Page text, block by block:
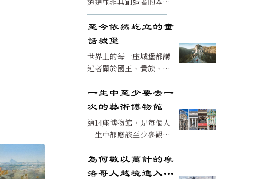
意，但它根本不在乎。”
至今依然屹立的童
話城堡
世界上的每一座城堡都講
述著關於國王、貴族、戰
爭和傳說的獨特故事。這
些建築瑰寶在建成數百年
後依然令人驚嘆。
一生中至少要去一
次的藝術博物館
這14座博物館，是每個人
一生中都應該至少參觀一
次的。這些博物館都擁有
塑造文明的珍貴藏品，並
持續每年激勵數百萬遊
為何數以萬計的摩
洛哥人越境進入西